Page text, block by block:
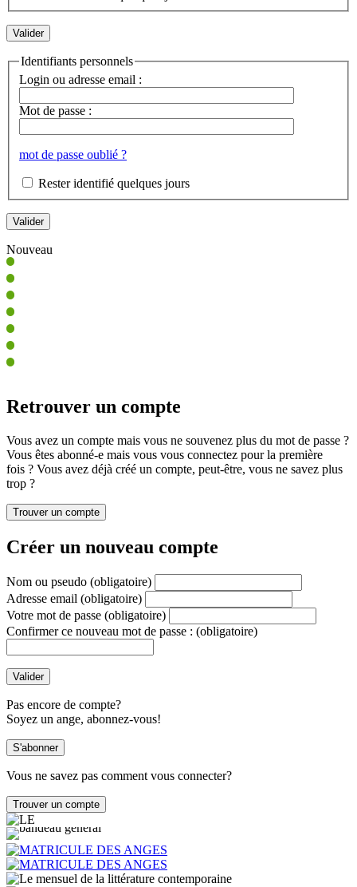
Identifiants personnels
Login ou adresse email :
Mot de passe :
mot de passe oublié ?
Rester identifié quelques jours
Nouveau
Retrouver un compte
Vous avez un compte mais vous ne souvenez plus du mot de passe ?
Vous êtes abonné-e mais vous vous connectez pour la première
fois ? Vous avez déjà créé un compte, peut-être, vous ne savez plus
trop ?
Créer un nouveau compte
Nom ou pseudo (obligatoire)
Adresse email (obligatoire)
Votre mot de passe (obligatoire)
Confirmer ce nouveau mot de passe : (obligatoire)
Pas encore de compte?
Soyez un ange, abonnez-vous!
Vous ne savez pas comment vous connecter?